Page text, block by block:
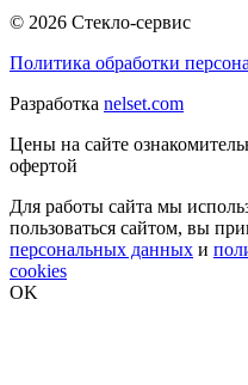
© 2026 Стекло-сервис
Политика обработки
Разработка nelset.com
Цены на сайте
офертой
Для работы сайта мы
пользоваться сайтом, вы
персональных данных и
cookies
OK